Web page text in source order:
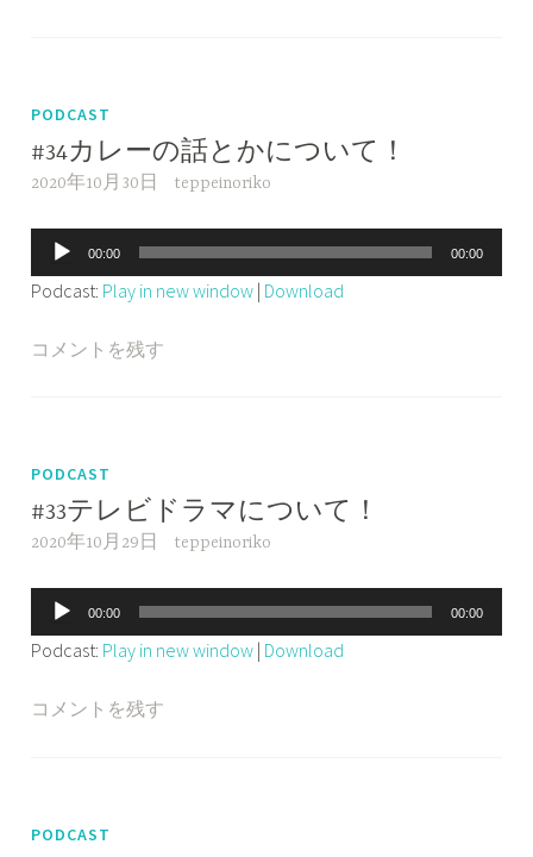
PODCAST
#34カレーの話とかについて！
2020年10月30日 teppeinoriko
声
プ
ー
00:00 00:00
Podcast: Play in new window | Download
コメントを残す
PODCAST
#33テレビドラマについて！
2020年10月29日 teppeinoriko
声
プ
ー
00:00 00:00
Podcast: Play in new window | Download
コメントを残す
PODCAST